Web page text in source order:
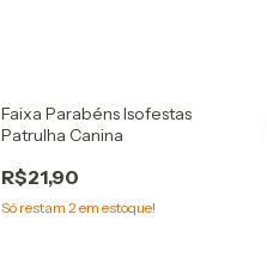
Faixa Parabéns Isofestas
Patrulha Canina
R$21,90
Só restam2 em estoque!